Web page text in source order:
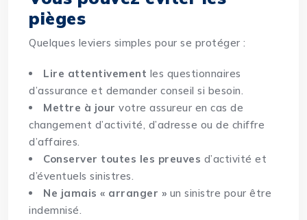
pièges
Quelques leviers simples pour se protéger :
Lire attentivement les questionnaires
d’assurance et demander conseil si besoin.
Mettre à jour votre assureur en cas de
changement d’activité, d’adresse ou de chiffre
d’affaires.
Conserver toutes les preuves d’activité et
d’éventuels sinistres.
Ne jamais « arranger » un sinistre pour être
indemnisé.